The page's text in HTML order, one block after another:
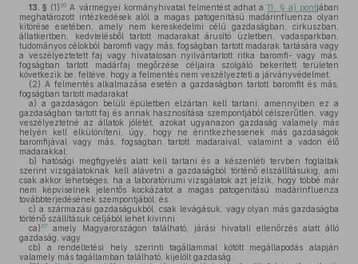
13. § (1)36 A vármegyei kormányhivatal felmentést adhat a11. § a) pontjában
meghatározott intézkedések alól a magas patogenitású madárinfluenza olyan
kitörése esetében, amely nem kereskedelmi célú gazdaságban, cirkuszban,
állatkertben, kedvtelésből tartott madarakat árusító üzletben, vadasparkban,
tudományos célokból baromfi vagy más, fogságban tartott madarak tartására vagy
a veszélyeztetett faj vagy hivatalosan nyilvántartott ritka baromfi- vagy más,
fogságban tartott madárfaj megőrzése céljaira szolgáló bekerített területen
következik be, feltéve, hogy a felmentés nem veszélyezteti a járványvédelmet.
(2) A felmentés alkalmazása esetén a gazdaságban tartott baromfit és más,
fogságban tartott madarakat
a) a gazdaságon belüli épületben elzártan kell tartani; amennyiben ez a
gazdaságban tartott faj és annak hasznosítása szempontjából célszerűtlen, vagy
veszélyeztetné az állatok jólétét, azokat ugyanazon gazdaság valamely más
helyén kell elkülöníteni, úgy, hogy ne érintkezhessenek más gazdaságok
baromfijával vagy más, fogságban tartott madaraival, valamint a vadon élő
madarakkal;
b) hatósági megfigyelés alatt kell tartani és a készenléti tervben foglaltak
szerint vizsgálatoknak kell alávetni a gazdaságból történő elszállításukig, ami
csak akkor lehetséges, ha a laboratóriumi vizsgálatok azt jelzik, hogy többé már
nem képviselnek jelentős kockázatot a magas patogenitású madárinfluenza
továbbterjedésének szempontjából; és
c) a származási gazdaságukból, csak levágásuk, vagy olyan más gazdaságba
történő szállításuk céljából lehet kivinni
ca) 37
amely Magyarországon található, járási hivatali ellenőrzés alatt álló
gazdaság, vagy
cb) a rendeltetési hely szerinti tagállammal kötött megállapodás alapján
valamely más tagállamban található, kijelölt gazdaság.